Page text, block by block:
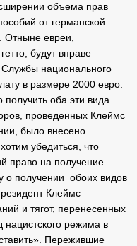
объема прав
от германской
Отныне евреи,
будут вправе
Службы национального
в размере 2000 евро.
оба эти вида
проведенных Клеймс
было внесено
убедиться, что
право на получение
о получении обоих видов
Клеймс
и тягот, перенесенных
режима в
Пережившие